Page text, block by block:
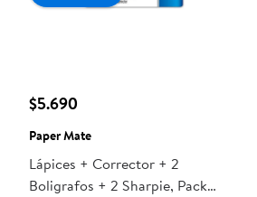
$5.690
Paper Mate
Lápices + Corrector + 2
Boligrafos + 2 Sharpie, Pack